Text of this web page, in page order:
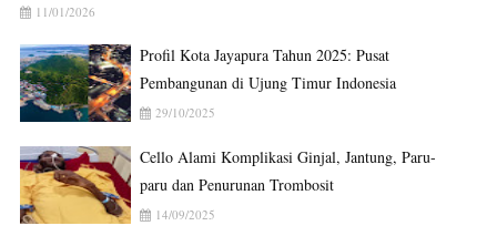
11/01/2026
Profil Kota Jayapura Tahun 2025: Pusat
Pembangunan di Ujung Timur Indonesia
29/10/2025
Cello Alami Komplikasi Ginjal, Jantung, Paru-
paru dan Penurunan Trombosit
14/09/2025